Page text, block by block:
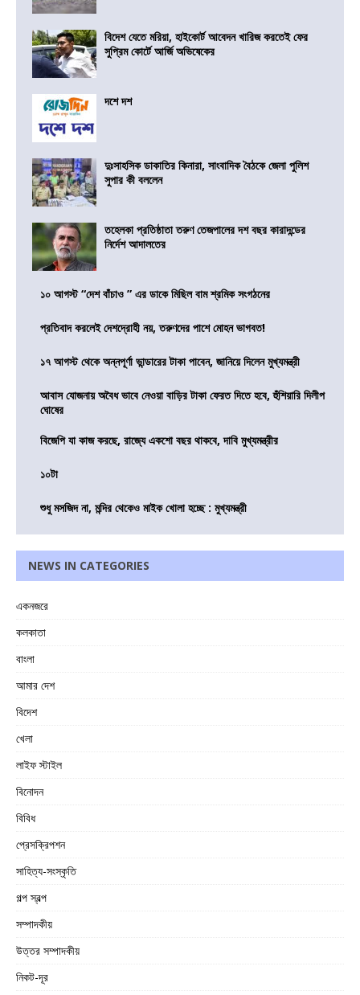
বিদেশ যেতে মরিয়া, হাইকোর্ট আবেদন খারিজ করতেই ফের
সুপ্রিম কোর্টে আর্জি অভিষেকের
দশে দশ
দুঃসাহসিক ডাকাতির কিনারা, সাংবাদিক বৈঠকে জেলা পুলিশ
সুপার কী বললেন
তহেলকা প্রতিষ্ঠাতা তরুণ তেজপালের দশ বছর কারাদন্ডের
নির্দেশ আদালতের
১০ আগস্ট “দেশ বাঁচাও ” এর ডাকে মিছিল বাম শ্রমিক সংগঠনের
প্রতিবাদ করলেই দেশদ্রোহী নয়, তরুণদের পাশে মোহন ভাগবত!
১৭ আগস্ট থেকে অন্নপূর্ণা ভান্ডারের টাকা পাবেন, জানিয়ে দিলেন মুখ্যমন্ত্রী
আবাস যোজনায় অবৈধ ভাবে নেওয়া বাড়ির টাকা ফেরত দিতে হবে, হুঁশিয়ারি দিলীপ
ঘোষের
বিজেপি যা কাজ করছে, রাজ্যে একশো বছর থাকবে, দাবি মুখ্যমন্ত্রীর
১০টা
শুধু মসজিদ না, মন্দির থেকেও মাইক খোলা হচ্ছে : মুখ্যমন্ত্রী
NEWS IN CATEGORIES
একনজরে
কলকাতা
বাংলা
আমার দেশ
বিদেশ
খেলা
লাইফ স্টাইল
বিনোদন
বিবিধ
প্রেসক্রিপশন
সাহিত্য-সংস্কৃতি
গল্প স্বল্প
সম্পাদকীয়
উত্তর সম্পাদকীয়
নিকট-দূর